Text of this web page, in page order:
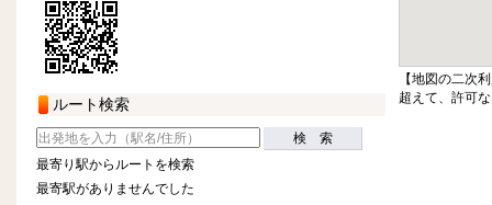
ルート検索
検 索
最寄り駅からルートを検索
最寄駅がありませんでした
【地図の二次
超えて、許可